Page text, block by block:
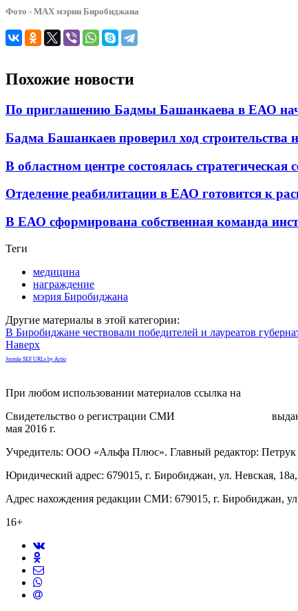
Фото - МАХ мэрии Биробиджана
Похожие новости
По приглашению Бадмы Башанкаева в ЕАО
Бадма Башанкаев проверил ход
В областном центре состоялась
Отделение реабилитации в ЕАО готовится к
В ЕАО сформирована собственная команда
Теги
медицина
награждение
мэрия Биробиджана
Другие материалы в этой категории:
В Биробиджане чествовали победителей и лауреатов
Наверх
Joomla SEF URLs by Artio
При любом использовании материалов ссылка на
Свидетельство о регистрации СМИ
мая 2016 г.
Учредитель: ООО «Альфа Плюс». Главный редактор: Петрук
Юридический адрес: 679015, г. Биробиджан, ул. Невская,
Адрес нахождения редакции СМИ: 679015, г. Биробиджан,
16+